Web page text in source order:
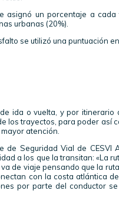
asignó un porcentaje a
urbanas (20%).
se utilizó una puntuación
ida o vuelta, y por
los trayectos, para poder así
atención.
de Seguridad Vial de CESVI
a los que la transitan: «La
de viaje pensando que la
con la costa atlántica
por parte del conductor